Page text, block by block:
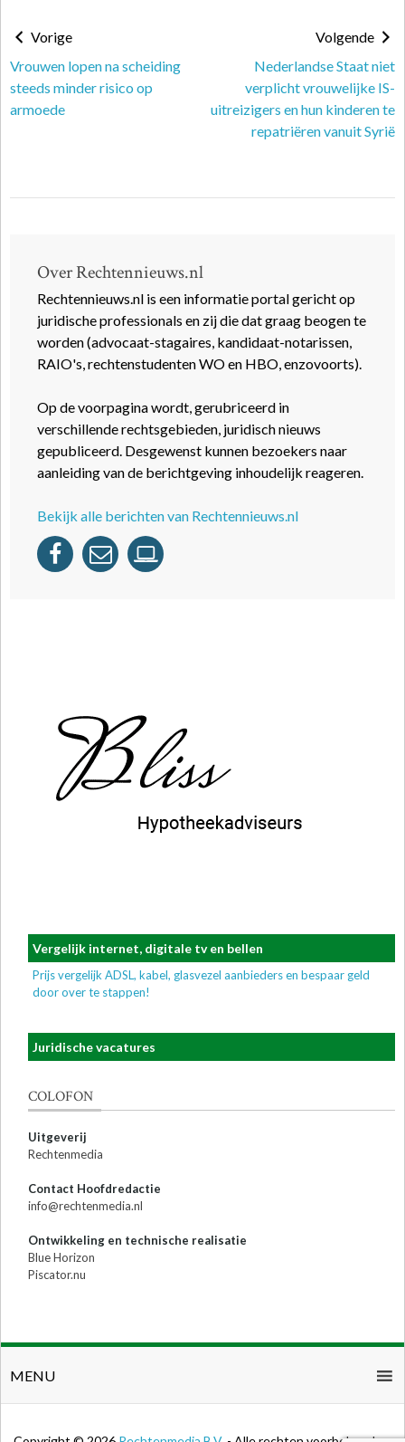
Vorige
Vrouwen lopen na scheiding
steeds minder risico op
armoede
Volgende
Nederlandse Staat niet
verplicht vrouwelijke IS-
uitreizigers en hun kinderen te
repatriëren vanuit Syrië
Over Rechtennieuws.nl
Rechtennieuws.nl is een informatie portal gericht op
juridische professionals en zij die dat graag beogen te
worden (advocaat-stagaires, kandidaat-notarissen,
RAIO's, rechtenstudenten WO en HBO, enzovoorts).
Op de voorpagina wordt, gerubriceerd in
verschillende rechtsgebieden, juridisch nieuws
gepubliceerd. Desgewenst kunnen bezoekers naar
aanleiding van de berichtgeving inhoudelijk reageren.
Bekijk alle berichten van Rechtennieuws.nl
Vergelijk internet, digitale tv en bellen
Prijs vergelijk ADSL, kabel, glasvezel aanbieders en bespaar geld
door over te stappen!
Juridische vacatures
COLOFON
Uitgeverij
Rechtenmedia
Contact Hoofdredactie
info@rechtenmedia.nl
Ontwikkeling en technische realisatie
Blue Horizon
Piscator.nu
MENU